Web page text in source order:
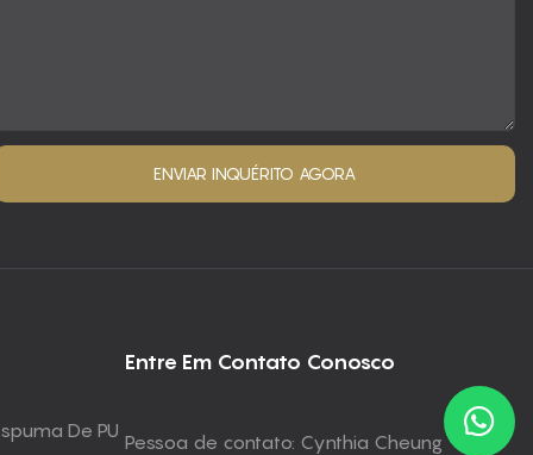
ENVIAR INQUÉRITO AGORA
De PU
Entre Em Contato Conosco
Pessoa de contato: Cynthia Cheung